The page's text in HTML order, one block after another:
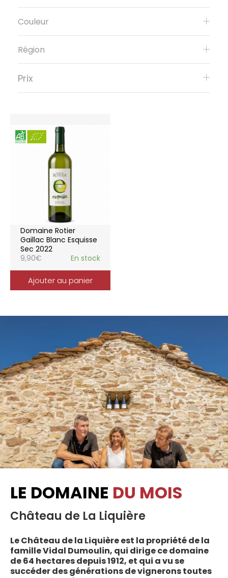
Domaine Rotier
Gaillac Blanc Esquisse
Sec 2022
9,90€ En stock
Ajouter au panier
Couleur
Région
Prix
LE DOMAINE DU MOIS
Château de La Liquière
Le Château de la Liquière est la propriété de la
famille Vidal Dumoulin, qui dirige ce domaine
de 64 hectares depuis 1912, et qui a vu se
succéder des générations de vignerons toutes